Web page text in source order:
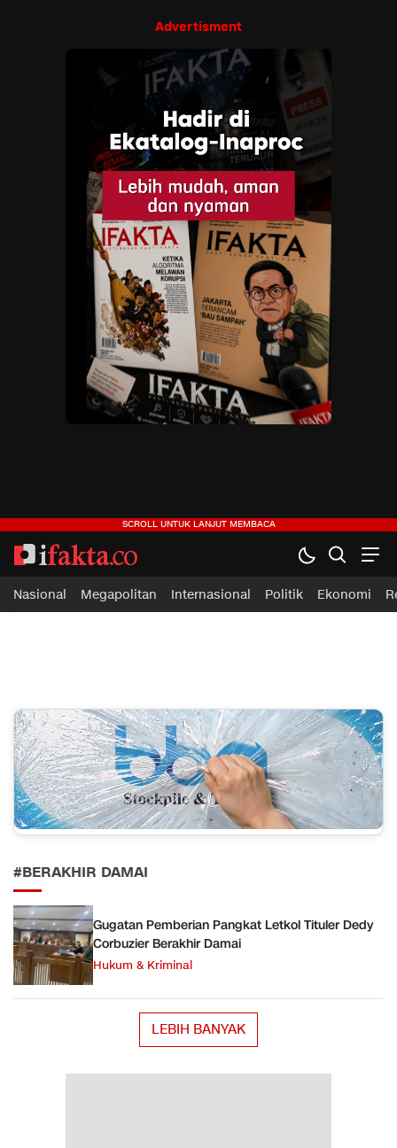
Advertisment
ifakta.co
#pastibenar
Nasional Megapolitan Internasional Politik Ekonomi
#BERAKHIR DAMAI
Gugatan Pemberian Pangkat Letkol Tituler Dedy
Corbuzier Berakhir Damai
Hukum & Kriminal
LEBIH BANYAK